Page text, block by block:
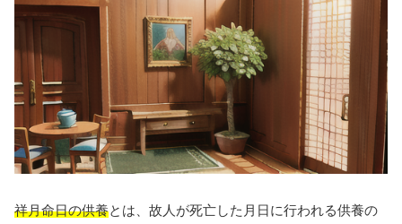
祥月命日の供養とは、故人が死亡した月日に行われる供養の